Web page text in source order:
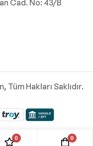
Cad. No: 43/B
Hakları Saklıdır.
0 0